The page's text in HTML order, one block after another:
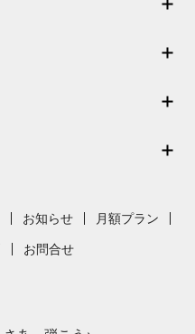
お知らせ 月額プラン
お問合せ